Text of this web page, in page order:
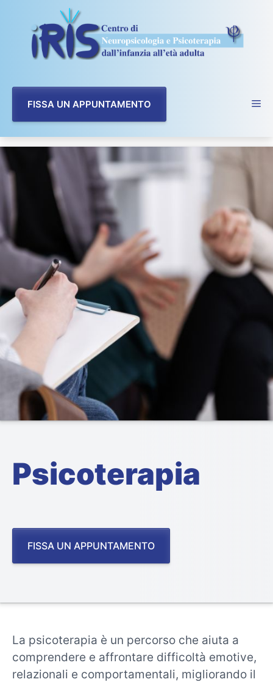
contenuto
FISSA UN APPUNTAMENTO
Psicoterapia
FISSA UN APPUNTAMENTO
La psicoterapia è un percorso che aiuta a
comprendere e affrontare difficoltà emotive,
relazionali e comportamentali, migliorando il